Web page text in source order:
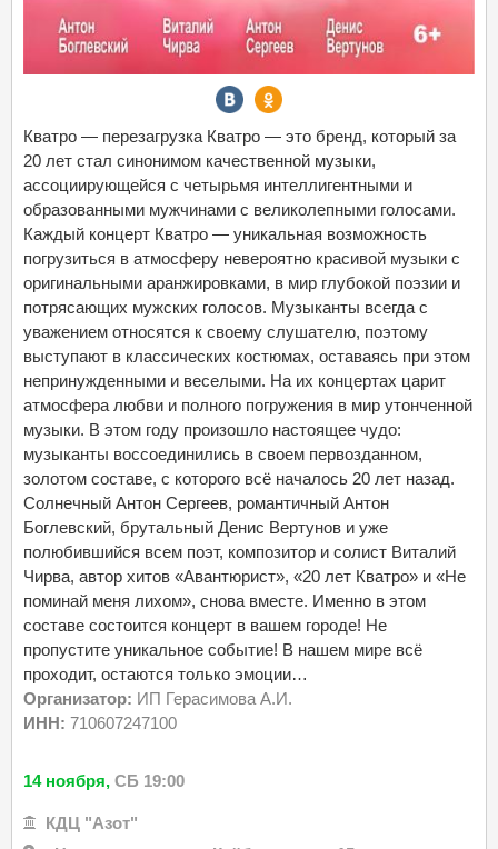
Кватро — перезагрузка Кватро — это бренд, который за
20 лет стал синонимом качественной музыки,
ассоциирующейся с четырьмя интеллигентными и
образованными мужчинами с великолепными голосами.
Каждый концерт Кватро — уникальная возможность
погрузиться в атмосферу невероятно красивой музыки с
оригинальными аранжировками, в мир глубокой поэзии и
потрясающих мужских голосов. Музыканты всегда с
уважением относятся к своему слушателю, поэтому
выступают в классических костюмах, оставаясь при этом
непринужденными и веселыми. На их концертах царит
атмосфера любви и полного погружения в мир утонченной
музыки. В этом году произошло настоящее чудо:
музыканты воссоединились в своем первозданном,
золотом составе, с которого всё началось 20 лет назад.
Солнечный Антон Сергеев, романтичный Антон
Боглевский, брутальный Денис Вертунов и уже
полюбившийся всем поэт, композитор и солист Виталий
Чирва, автор хитов «Авантюрист», «20 лет Кватро» и «Не
поминай меня лихом», снова вместе. Именно в этом
составе состоится концерт в вашем городе! Не
пропустите уникальное событие! В нашем мире всё
проходит, остаются только эмоции…
Организатор: ИП Герасимова А.И.
ИНН: 710607247100
14 ноября, СБ 19:00
КДЦ "Азот"